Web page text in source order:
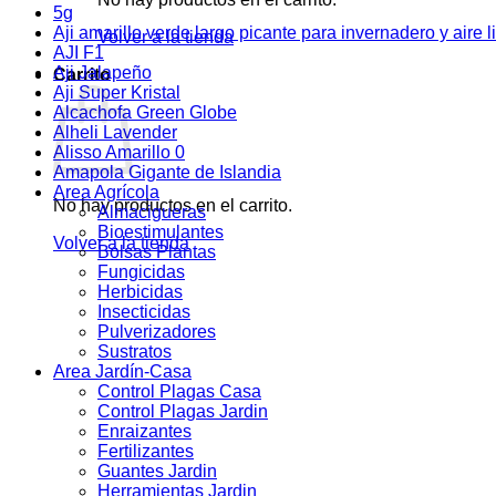
Volver a la tienda
Carrito
No hay productos en el carrito.
Volver a la tienda
5g
Aji amarillo verde largo picante para invernadero y aire
AJI F1
Aji Jalapeño
Aji Super Kristal
Alcachofa Green Globe
Alheli Lavender
Alisso Amarillo 0
Amapola Gigante de Islandia
Area Agrícola
Almacigueras
Bioestimulantes
Bolsas Plantas
Fungicidas
Herbicidas
Insecticidas
Pulverizadores
Sustratos
Area Jardín-Casa
Control Plagas Casa
Control Plagas Jardin
Enraizantes
Fertilizantes
Guantes Jardin
Herramientas Jardin